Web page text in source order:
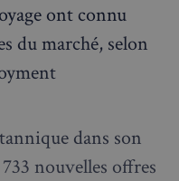
ont connu
du marché, selon
dans son
nouvelles offres